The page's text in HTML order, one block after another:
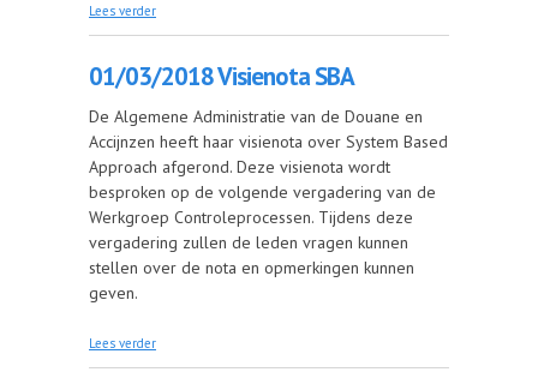
Lees verder
01/03/2018 Visienota SBA
De Algemene Administratie van de Douane en
Accijnzen heeft haar visienota over System Based
Approach afgerond. Deze visienota wordt
besproken op de volgende vergadering van de
Werkgroep Controleprocessen. Tijdens deze
vergadering zullen de leden vragen kunnen
stellen over de nota en opmerkingen kunnen
geven.
Lees verder